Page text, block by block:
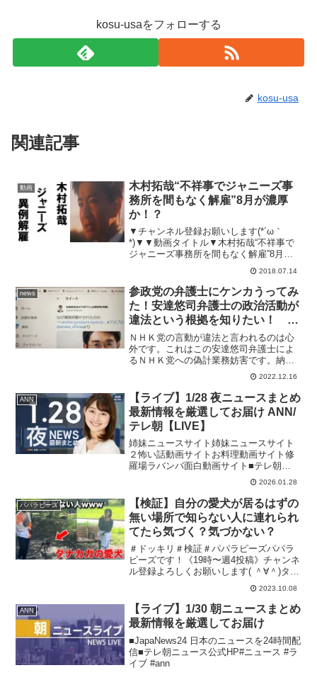
kosu-usaをフォローする
kosu-usa
関連記事
動画
木村拓哉“不祥事でジャニーズ事
務所を間もなく解雇”8月が濃厚
か！？
▼チャンネル登録お願いします(*´ω｀
*)▼▼動画タイトル▼木村拓哉“不祥事で
ジャニーズ事務所を間もなく解雇”8月が
濃厚か！？▼動画内容▼今回は、木村拓
哉さんが最大の危機に陥っているという
衝撃の報道ですね～(； ･`ω･´)▼オスス...
2018.07.14
news
参政党の弁護士にケンカうってみ
た！安達悠司弁護士の政治活動が
違法という根拠を知りたい！ 黒
川敦彦はどのような違法行為をし
たのか？弁護士なら明確に回答し
て下さい。回答なければＮＨＫ党
ＮＨＫ党の言動が違法と言われるのは心
外です。これはこの安達悠司弁護士によ
るＮＨＫ党への偽計業務妨害です。納得
いく説明か、謝罪と撤回が無ければ、法
的措置と、京都弁護士会に懲戒請求しま
す。なぜ演説妨害がされたのか12月14
日、新橋駅前で演説妨害...
2022.12.16
ANN
【ライブ】1/28 夜ニュースまとめ
最新情報を厳選してお届け ANN/
テレ朝【LIVE】
姉妹ニュースサイト姉妹ニュースサイト
２怖い話動画サイトお料理動画サイト修
羅場ラバンバ面白動画サイト■テレ朝
NEWS24 日本のニュースを24時間配信■
テレ朝ニュース公式HP#ニュース #ライ
ブ #ann
2026.01.28
パパラピーズ
【検証】自分の愛犬が居るはずの
無い場所で知らない人に連れられ
てたら気づく？気づかない？
＃ドッキリ＃検証＃パパラピーズパパラ
ピーズです！《19時〜週4投稿》チャンネ
ル登録よろしくお願いします( ＾∀＾)タナ
カガブランドGAB GAB じんじんブラン
ド JINCL 【パパラピーズのスゴイじゃ
んTV‼︎】毎週水曜深夜にメ〜テレで放...
2023.10.08
ANN
【ライブ】1/30 朝ニュースまとめ
最新情報を厳選してお届け
■JapaNews24 日本のニュースを24時間配
信■テレ朝ニュース公式HP#ニュース #ラ
イブ #ann